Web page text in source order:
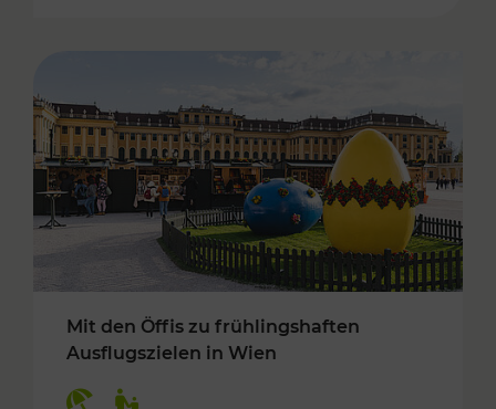
Mit den Öffis zu frühlingshaften
Ausflugszielen in Wien